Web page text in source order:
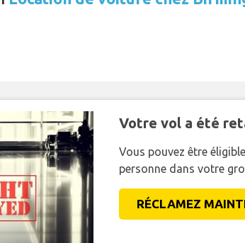
Votre vol a été
Vous pouvez être
personne dans votre
RÉCLAMEZ